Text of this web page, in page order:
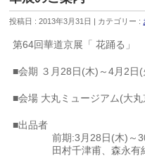
投稿日 : 2013年3月31日 | カテゴリー :
第64回華道京展「 花踊る」
■会期 ３月28日(木)～4月2日(
■会場 大丸ミュージアム(大
■出品者
前期:3月28日(木)～30
田村千津甫、森永有紀